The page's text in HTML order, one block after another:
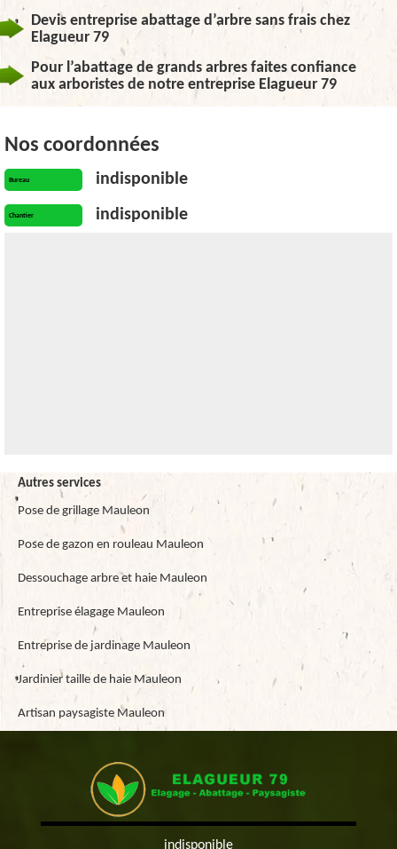
Devis entreprise abattage d’arbre sans frais chez
Elagueur 79
Pour l’abattage de grands arbres faites confiance
aux arboristes de notre entreprise Elagueur 79
Nos coordonnées
Bureau indisponible
Chantier indisponible
Autres services
Pose de grillage Mauleon
Pose de gazon en rouleau Mauleon
Dessouchage arbre et haie Mauleon
Entreprise élagage Mauleon
Entreprise de jardinage Mauleon
Jardinier taille de haie Mauleon
Artisan paysagiste Mauleon
indisponible